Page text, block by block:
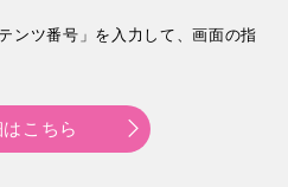
ンツ番号」を入力して、画面の指
こちら